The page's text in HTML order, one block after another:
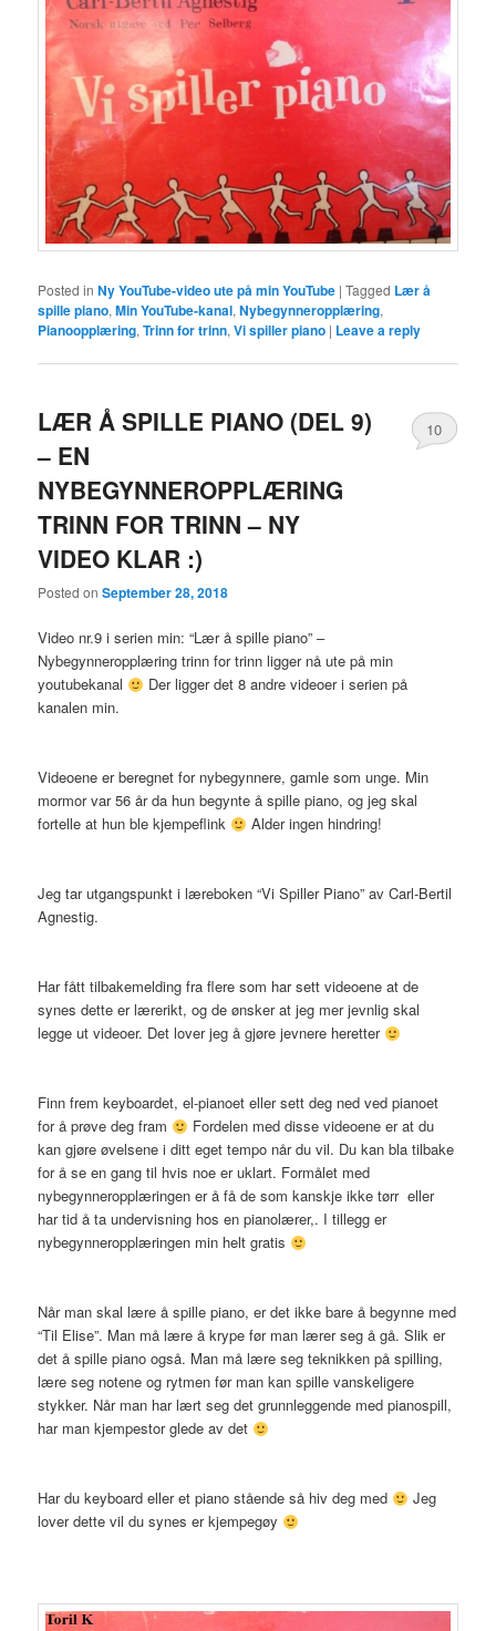
Posted in Ny YouTube-video ute på min YouTube |Tagged Lær å
spille piano,Min YouTube-kanal,Nybegynneropplæring,
Pianoopplæring,Trinn for trinn,Vi spiller piano | Leave a reply
LÆR Å SPILLE PIANO (DEL 9)
– EN
NYBEGYNNEROPPLÆRING
TRINN FOR TRINN – NY
VIDEO KLAR :)
Posted onSeptember 28, 2018
10
Video nr.9 i serien min: “Lær å spille piano” –
Nybegynneropplæring trinn for trinn ligger nå ute på min
youtubekanal
Der ligger det 8 andre videoer i serien på
kanalen min.
Videoene er beregnet for nybegynnere, gamle som unge. Min
mormor var 56 år da hun begynte å spille piano, og jeg skal
fortelle at hun ble kjempeflink
Alder ingen hindring!
Jeg tar utgangspunkt i læreboken “Vi Spiller Piano” av Carl-Bertil
Agnestig.
Har fått tilbakemelding fra flere som har sett videoene at de
synes dette er lærerikt, og de ønsker at jeg mer jevnlig skal
legge ut videoer. Det lover jeg å gjøre jevnere heretter
Finn frem keyboardet, el-pianoet eller sett deg ned ved pianoet
for å prøve deg fram
Fordelen med disse videoene er at du
kan gjøre øvelsene i ditt eget tempo når du vil. Du kan bla tilbake
for å se en gang til hvis noe er uklart. Formålet med
nybegynneropplæringen er å få de som kanskje ikke tørr eller
har tid å ta undervisning hos en pianolærer,. I tillegg er
nybegynneropplæringen min helt gratis
Når man skal lære å spille piano, er det ikke bare å begynne med
“Til Elise”. Man må lære å krype før man lærer seg å gå. Slik er
det å spille piano også. Man må lære seg teknikken på spilling,
lære seg notene og rytmen før man kan spille vanskeligere
stykker. Når man har lært seg det grunnleggende med pianospill,
har man kjempestor glede av det
Har du keyboard eller et piano stående så hiv deg med
Jeg
lover dette vil du synes er kjempegøy